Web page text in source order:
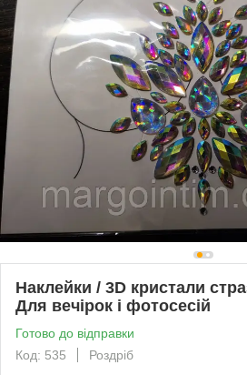
Наклейки / 3D кристали
Для вечірок і фотосесій
Готово до відправки
Код: 535
Роздріб